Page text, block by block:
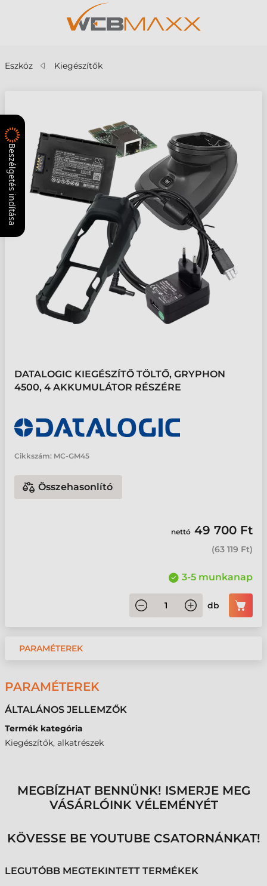
Eszköz Kiegészítők
DATALOGIC KIEGÉSZÍTŐ TÖLTŐ, GRYPHON
4500, 4 AKKUMULÁTOR RÉSZÉRE
Cikkszám: MC-GM45
Összehasonlító
nettó 49 700 Ft
(63 119 Ft)
3-5 munkanap
db
PARAMÉTEREK
PARAMÉTEREK
ÁLTALÁNOS JELLEMZŐK
Termék kategória
Kiegészítők, alkatrészek
MEGBÍZHAT BENNÜNK! ISMERJE MEG
VÁSÁRLÓINK VÉLEMÉNYÉT
KÖVESSE BE YOUTUBE CSATORNÁNKAT!
LEGUTÓBB MEGTEKINTETT TERMÉKEK
Beszélgetés indítása